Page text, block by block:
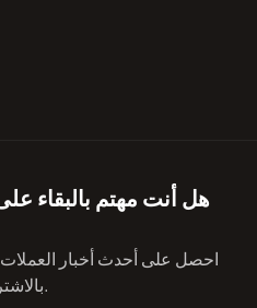
هل أنت مهتم بالبقاء
احصل على أحدث أخبار العملات
بالاشتراك في نشرتنا الإخبارية المجانية.